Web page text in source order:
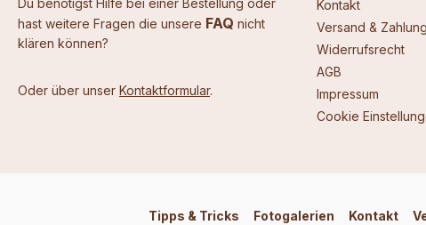
Du benötigst Hilfe bei einer Bestellung oder
hast weitere Fragen die unsere FAQ nicht
klären können?
Oder über unser Kontaktformular.
Kontakt
Versand & Zahlung
Widerrufsrecht
AGB
Impressum
Cookie
Tipps & Tricks Fotogalerien Kontakt